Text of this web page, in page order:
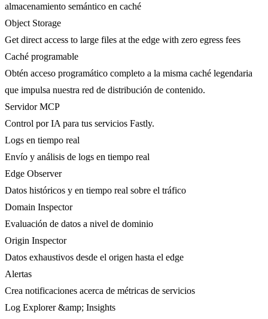
almacenamiento semántico en caché
Object Storage
Get direct access to large files at the edge with zero egress fees
Caché programable
Obtén acceso programático completo a la misma caché legendaria
que impulsa nuestra red de distribución de contenido.
Servidor MCP
Control por IA para tus servicios Fastly.
Logs en tiempo real
Envío y análisis de logs en tiempo real
Edge Observer
Datos históricos y en tiempo real sobre el tráfico
Domain Inspector
Evaluación de datos a nivel de dominio
Origin Inspector
Datos exhaustivos desde el origen hasta el edge
Alertas
Crea notificaciones acerca de métricas de servicios
Log Explorer &amp; Insights